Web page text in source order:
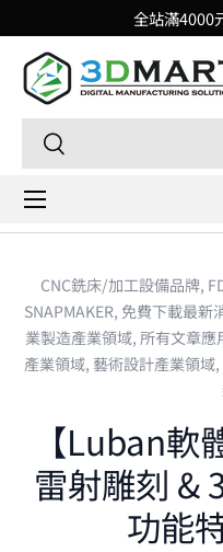
Skip to content
全站滿4000
Search
Search
Menu
CNC銑床/加工設備品牌,
SNAPMAKER, 免費下載最新
業製造產業領域, 所有文章應
產業領域, 藝術設計產業領域,
【Luban
雷射雕刻 &
功能